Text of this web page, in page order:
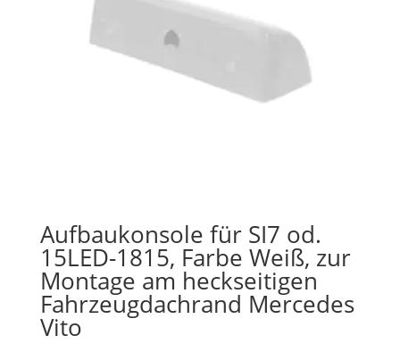
Aufbaukonsole für SI7 od.
15LED-1815, Farbe Weiß, zur
Montage am heckseitigen
Fahrzeugdachrand Mercedes
Vito